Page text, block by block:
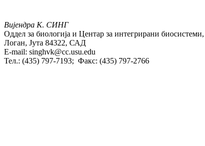
Вијендра К. СИНГ
Оддел за биологија и Центар за интегрирани
Логан, Јута 84322, САД
E-mail: singhvk@cc.usu.edu
Тел.: (435) 797-7193; Факс: (435) 797-2766